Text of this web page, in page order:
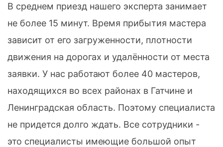
В среднем приезд нашего эксперта занимает
не более 15 минут. Время прибытия мастера
зависит от его загруженности, плотности
движения на дорогах и удалённости от места
заявки. У нас работают более 40 мастеров,
находящихся во всех районах в Гатчине и
Ленинградская область. Поэтому специалиста
не придется долго ждать. Все сотрудники -
это специалисты имеющие большой опыт